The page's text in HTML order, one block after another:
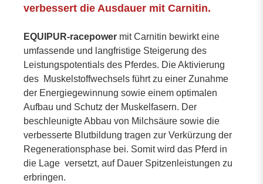
verbessert die Ausdauer mit Carnitin.
EQUIPUR-racepower mit Carnitin bewirkt eine
umfassende und langfristige Steigerung des
Leistungspotentials des Pferdes. Die Aktivierung
des Muskelstoffwechsels führt zu einer Zunahme
der Energiegewinnung sowie einem optimalen
Aufbau und Schutz der Muskelfasern. Der
beschleunigte Abbau von Milchsäure sowie die
verbesserte Blutbildung tragen zur Verkürzung der
Regenerationsphase bei. Somit wird das Pferd in
die Lage versetzt, auf Dauer Spitzenleistungen zu
erbringen.